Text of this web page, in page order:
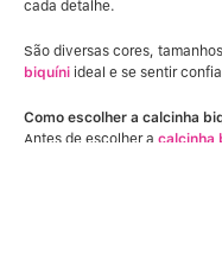
cada detalhe.
São diversas cores,
biquíni ideal e se sentir
Como escolher a calcinha
Antes de escolher a calcinha
respirabilidade são